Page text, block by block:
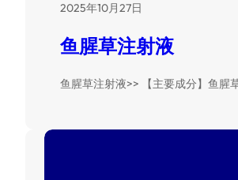
2025年10月27日
鱼腥草注射液
鱼腥草注射液>> 【主要成分】鱼腥